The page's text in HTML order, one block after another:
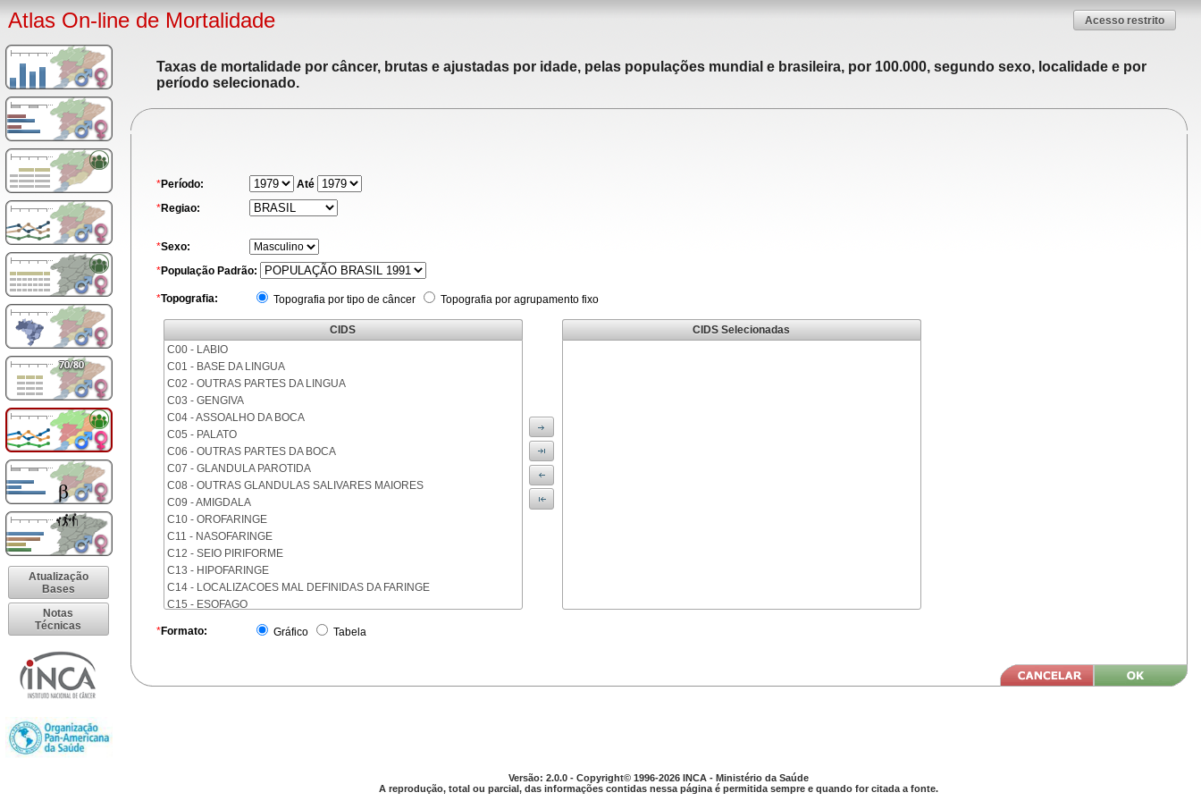
Atlas On-line de Mortalidade Acesso restrito
Atualização
Bases
Notas
Técnicas
Taxas de mortalidade por câncer, brutas e ajustadas por idade, pelas populações mundial e brasileira, por 100.000, segundo sexo, localidade e por
período selecionado.
*Período:
Até
*Regiao:
*Sexo:
*População Padrão:
*Topografia: Topografia por tipo de câncer Topografia por agrupamento fixo
CIDS
C00 - LABIO
C01 - BASE DA LINGUA
C02 - OUTRAS PARTES DA LINGUA
C03 - GENGIVA
C04 - ASSOALHO DA BOCA
C05 - PALATO
C06 - OUTRAS PARTES DA BOCA
C07 - GLANDULA PAROTIDA
C08 - OUTRAS GLANDULAS SALIVARES MAIORES
C09 - AMIGDALA
C10 - OROFARINGE
C11 - NASOFARINGE
C12 - SEIO PIRIFORME
C13 - HIPOFARINGE
C14 - LOCALIZACOES MAL DEFINIDAS DA FARINGE
C15 - ESOFAGO
C17 - INTESTINO DELGADO
C20 - RETO
C26 - LOCALIZACOES MAL DEFINIDAS NO APARELHO DIGESTIVO
CIDS Selecionadas
*Formato: Gráfico Tabela
Versão: 2.0.0 - Copyright© 1996-2026 INCA - Ministério da Saúde
A reprodução, total ou parcial, das informações contidas nessa página é permitida sempre e quando for citada a fonte.